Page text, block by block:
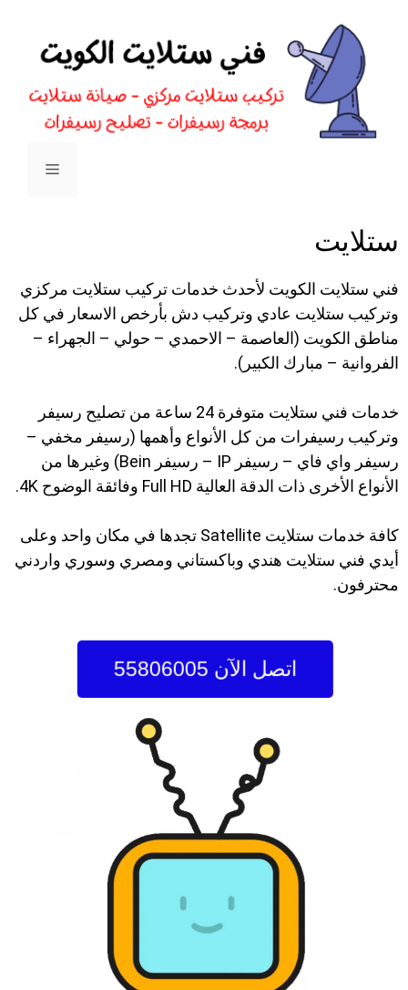
ستلايت
فني ستلايت الكويت لأحدث خدمات تركيب ستلايت مركزي
وتركيب ستلايت عادي وتركيب دش بأرخص الاسعار في كل
مناطق الكويت (العاصمة – الاحمدي – حولي – الجهراء –
الفروانية – مبارك الكبير).
خدمات فني ستلايت متوفرة 24 ساعة من تصليح رسيفر
وتركيب رسيفرات من كل الأنواع وأهمها (رسيفر مخفي –
رسيفر واي فاي – رسيفر IP – رسيفر Bein) وغيرها من
الأنواع الأخرى ذات الدقة العالية Full HD وفائقة الوضوح 4K.
كافة خدمات ستلايت Satellite تجدها في مكان واحد وعلى
أيدي فني ستلايت هندي وباكستاني ومصري وسوري واردني
محترفون.
اتصل الآن 55806005